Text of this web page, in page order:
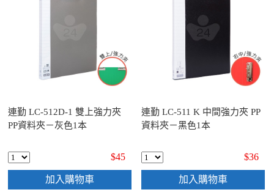
連勤 LC-512D-1 雙上強力夾
PP資料夾－灰色1本
$45
加入購物車
連勤 LC-511 K 中間強力夾 PP
資料夾－黑色1本
$36
加入購物車